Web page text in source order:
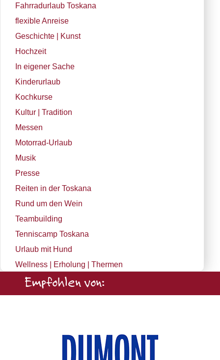
Fahrradurlaub Toskana
flexible Anreise
Geschichte | Kunst
Hochzeit
In eigener Sache
Kinderurlaub
Kochkurse
Kultur | Tradition
Messen
Motorrad-Urlaub
Musik
Presse
Reiten in der Toskana
Rund um den Wein
Teambuilding
Tenniscamp Toskana
Urlaub mit Hund
Wellness | Erholung | Thermen
Empfohlen von: